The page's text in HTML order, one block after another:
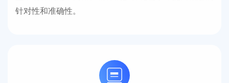
针对性和准确性。